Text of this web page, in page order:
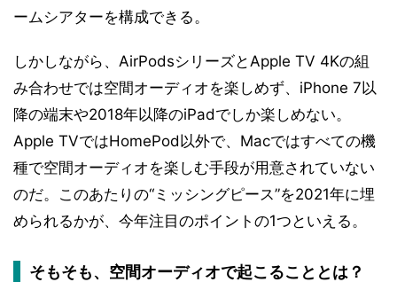
ームシアターを構成できる。
しかしながら、AirPodsシリーズとApple TV 4Kの組
み合わせでは空間オーディオを楽しめず、iPhone 7以
降の端末や2018年以降のiPadでしか楽しめない。
Apple TVではHomePod以外で、Macではすべての機
種で空間オーディオを楽しむ手段が用意されていない
のだ。このあたりの“ミッシングピース”を2021年に埋
められるかが、今年注目のポイントの1つといえる。
そもそも、空間オーディオで起こることとは？